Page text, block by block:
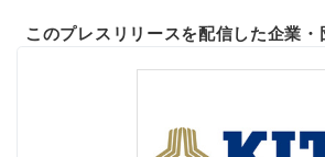
このプレスリリースを配信した企業・